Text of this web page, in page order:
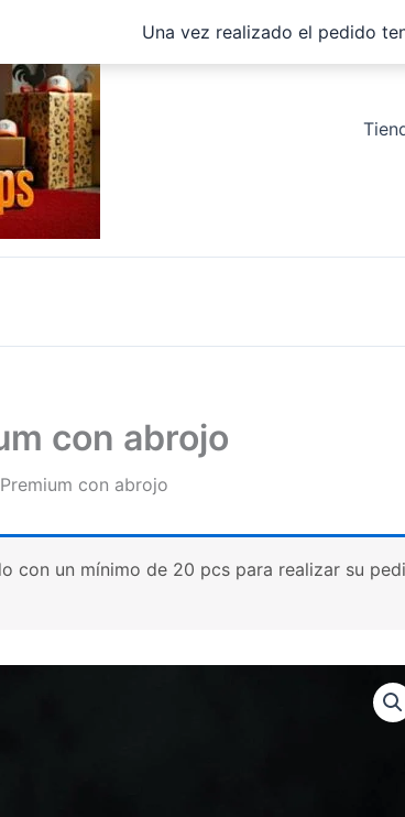
Una vez realizado el pedido
con abrojo
con abrojo
con un mínimo de 20 pcs para realizar su